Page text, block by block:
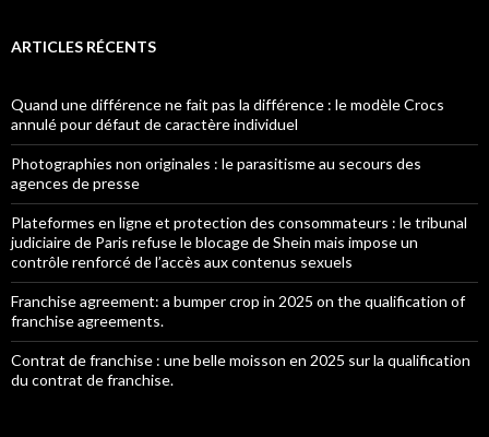
ARTICLES RÉCENTS
Quand une différence ne fait pas la différence : le modèle Crocs
annulé pour défaut de caractère individuel
Photographies non originales : le parasitisme au secours des
agences de presse
Plateformes en ligne et protection des consommateurs : le tribunal
judiciaire de Paris refuse le blocage de Shein mais impose un
contrôle renforcé de l’accès aux contenus sexuels
Franchise agreement: a bumper crop in 2025 on the qualification of
franchise agreements.
Contrat de franchise : une belle moisson en 2025 sur la qualification
du contrat de franchise.